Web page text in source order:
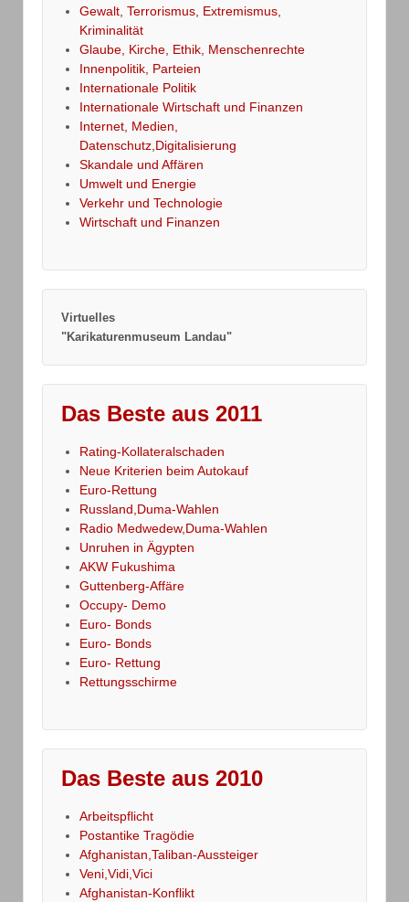
Gewalt, Terrorismus, Extremismus,
Kriminalität
Glaube, Kirche, Ethik, Menschenrechte
Innenpolitik, Parteien
Internationale Politik
Internationale Wirtschaft und Finanzen
Internet, Medien,
Datenschutz,Digitalisierung
Skandale und Affären
Umwelt und Energie
Verkehr und Technologie
Wirtschaft und Finanzen
Virtuelles
"Karikaturenmuseum Landau"
Das Beste aus 2011
Rating-Kollateralschaden
Neue Kriterien beim Autokauf
Euro-Rettung
Russland,Duma-Wahlen
Radio Medwedew,Duma-Wahlen
Unruhen in Ägypten
AKW Fukushima
Guttenberg-Affäre
Occupy- Demo
Euro- Bonds
Euro- Bonds
Euro- Rettung
Rettungsschirme
Das Beste aus 2010
Arbeitspflicht
Postantike Tragödie
Afghanistan,Taliban-Aussteiger
Veni,Vidi,Vici
Afghanistan-Konflikt